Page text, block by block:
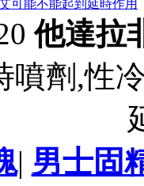
可能不能起到延時作用
他達拉
噴劑,性
| 男士固